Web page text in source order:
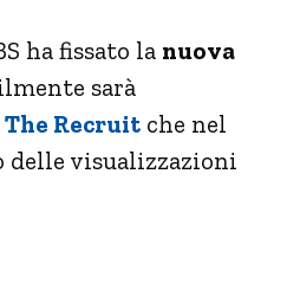
ha fissato la nuova
sarà
The Recruit che nel
delle visualizzazioni